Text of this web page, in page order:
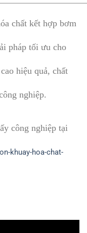
chất kết hợp bơm
pháp tối ưu cho
hiệu quả, chất
nghiệp.
công nghiệp tại
khuay-hoa-chat-